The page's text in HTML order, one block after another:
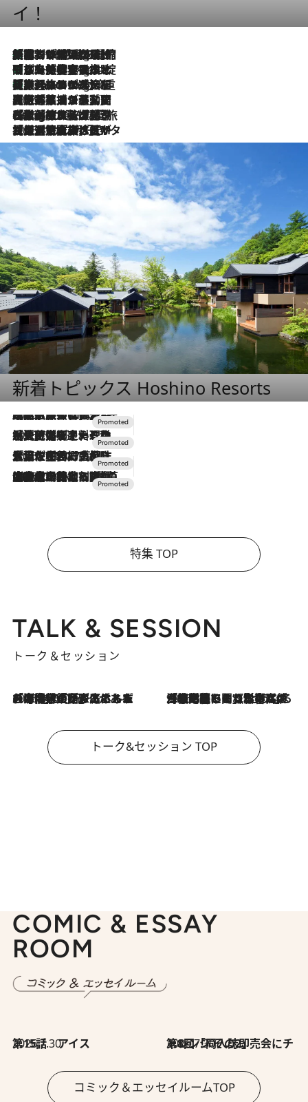
イ！
10 Hours Ago
「荷物が増えるほど旅ストレスは増す」美容ジャーナリストがたどり着いた最終結論。“化粧品を劇的に減らす”感動の凝縮美容とは
10 Hours Ago
「旅先には金髪ウィッグを持参」日本と同じメイクでは損してる!? 美容ジャーナリストが提案する“掟破りの旅美容”とは
10 Hours Ago
【厳選旅コスメ】「身軽さ＆UV対策重視！」ヘアアーティストshucoが選んだ夏旅ベストコスメを発表【Mサイズジップ】
2026.8.5
【厳選旅コスメ】国内をあちこち移動する河井菜摘が選んだ夏旅ベストコスメ発表！「リラックスアイテムはマスト」【Mサイズジップ】
2026.8.4
【厳選旅コスメ】「紫外線＆乾燥対策しながらメイク感も！」ヘア＆メイクGeorgeが選んだ夏旅ベストコスメを発表！【Mサイズジップ】
2026.8.3
【厳選旅コスメ】「保湿もタイパ重視！」“サウナ好き”タレント清水みさとが愛用する夏旅ベストコスメを発表！【Mサイズジップ】
新着トピックス Hoshino Resorts
2026.7.31
【ホテル帰省】という選択肢をOMOが提案。家族とほどよい距離を保つには「昼は実家、夜は気兼ねなくホテルで！」
2026.7.24
【夏限定ディナーコース】旬を迎える稚鮎や花ズッキーニなどをイタリア・トスカーナの郷土料理の手法で満喫！
2026.7.17
「土佐和ハーブかき氷」がOMO7高知に登場！生姜、山椒、大葉など目にも舌にも涼を呼ぶ郷土の味
2026.7.10
NEW OPEN！【界 草津】名湯の地に誕生。趣の異なる2種の温泉と上州ならではの会席・蕎麦割烹など美食を味わう究極の癒やし旅
特集 TOP
TALK & SESSION
トーク＆セッション
2026.8.3
「今後値上げがあるとすれば…」「リスクがあるのは今年の冬」エネルギー専門家が語る、ホルムズ海峡封鎖が家庭にもたらす“ある心配” 2026.8.3
「住宅建てられない…」「サーチャージ料の高値が続いている」ホルムズ海峡封鎖による影響はいつまで続く？《エネルギー専門家に聞く“どうなる日本の暮らし”》
トーク&セッション TOP
COMIC & ESSAY
ROOM
2026.7.30
第15話 アイス 2026.7.30
第8回「同人誌即売会にチャレンジ その2」
コミック＆エッセイルームTOP